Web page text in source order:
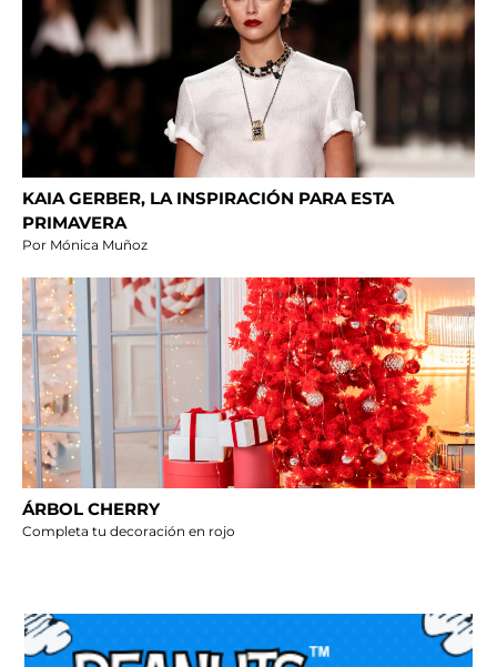
KAIA GERBER, LA INSPIRACIÓN PARA ESTA
PRIMAVERA
Por Mónica Muñoz
ÁRBOL CHERRY
Completa tu decoración en rojo